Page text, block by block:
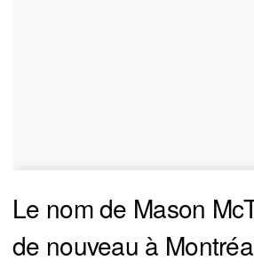
Le nom de Mason
de nouveau à